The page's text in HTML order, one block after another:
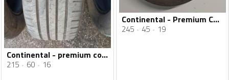
Continental - premium contact - Ljetnja guma
215 60 16
Continental - Premium Contact 6 - Ljetnja guma
245 45 19